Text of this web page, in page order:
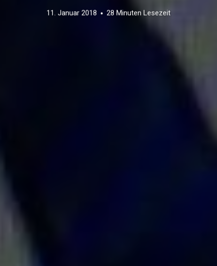
11. Januar 2018 28 Minuten Lesezeit